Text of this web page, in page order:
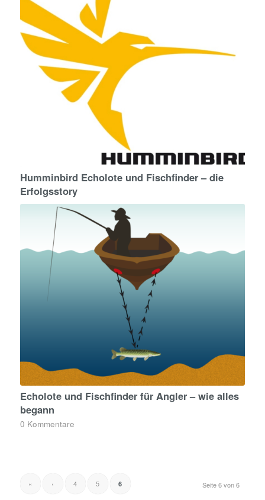
Humminbird Echolote und Fischfinder – die
Erfolgsstory
Echolote und Fischfinder für Angler – wie alles
begann
0 Kommentare
Seite 6 von 6
« ‹ 4 5 6